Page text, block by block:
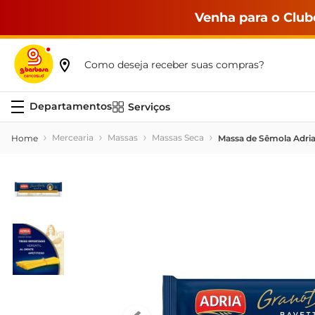
Venha para o
Como deseja receber suas compras?
Serviços
Mercearia Massas Massas Seca Massa de Sêmola